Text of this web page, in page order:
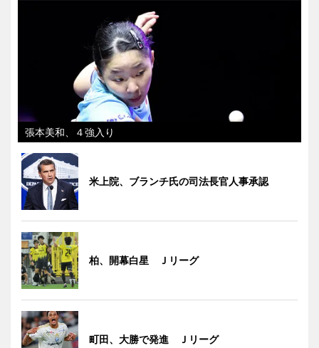
張本美和、４強入り
米上院、ブランチ氏の司法長官人事承認
柏、開幕白星 Ｊリーグ
町田、大勝で発進 Ｊリーグ